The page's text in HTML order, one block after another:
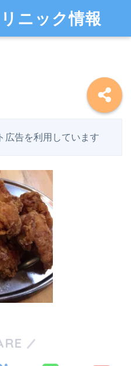
ニック情報
広告を利用しています